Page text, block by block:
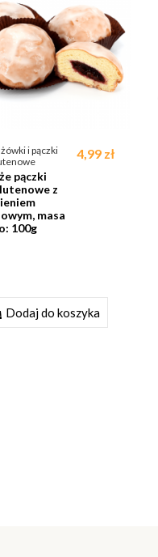
i pączki
pączki
z
masa
100g
4,99 zł
Dodaj do koszyka